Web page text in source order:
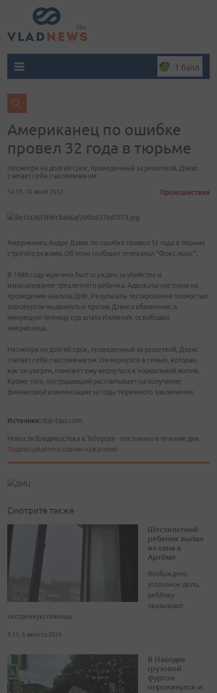
1 балл
Американец по ошибке
провел 32 года в тюрьме
Несмотря на долгий срок, проведенный за решеткой, Дэвис
считает себя счастливчиком
14:10, 10 июля 2012 Происшествия
Американец Андре Дэвис по ошибке провел 32 года в тюрьме
строгого режима. Об этом сообщил телеканал "Фокс ньюс".
В 1980 году мужчина был осужден за убийство и
изнасилование трехлетнего ребенка. Адвокаты настояли на
проведении анализа ДНК. Результаты тестирования полностью
опровергли выдвинутые против Дэвиса обвинения, в
минувшую пятницу суд штата Иллинойс освободил
американца.
Несмотря на долгий срок, проведенный за решеткой, Дэвис
считает себя счастливчиком. Он вернулся в семью, которая,
как он уверен, поможет ему вернуться к нормальной жизни.
Кроме того, пострадавший рассчитывает на получение
финансовой компенсации за годы тюремного заключения.
Источник: itar-tass.com
Новости Владивостока в Telegram - постоянно в течение дня.
Подписывайтесь одним нажатием!
Смотрите также
Шестилетний
ребенок выпал
из окна в
Артёме
Возбуждено
уголовное дело,
ребёнку
оказывают
экстренную помощь
9:21, 6 августа 2026
В Находке
грузовой
фургон
опрокинулся и